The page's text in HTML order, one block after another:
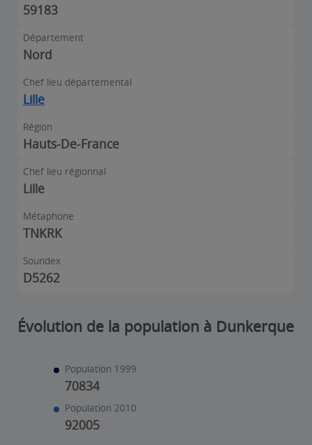
59183
Département
Nord
Chef lieu départemental
Lille
Région
Hauts-De-France
Chef lieu régionnal
Lille
Métaphone
TNKRK
Soundex
D5262
Évolution de la population à Dunkerque
Population 1999
70834
Population 2010
92005